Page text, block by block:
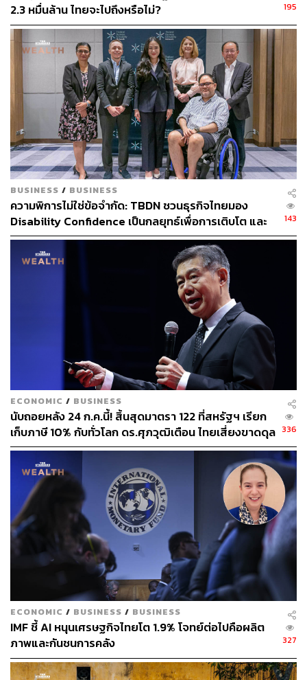
2.3 หมื่นล้าน ไทยจะไปถึงหรือไม่?
195
BUSINESS / BUSINESS
ความพิการไม่ใช่ข้อจำกัด: TBDN ชวนธุรกิจไทยมอง
Disability Confidence เป็นกลยุทธ์เพื่อการเติบโต และ
อนาคตแรงงานไทย
143
ECONOMIC / BUSINESS
นับถอยหลัง 24 ก.ค.นี้! สิ้นสุดมาตรา 122 ที่สหรัฐฯ เรียก
เก็บภาษี 10% กับทั่วโลก ดร.ศุภวุฒิเตือน ไทยเสี่ยงขาดดุล
หนักขึ้น บาทอาจอ่อนเกินคาด
336
ECONOMIC / BUSINESS / BUSINESS
IMF ชี้ AI หนุนเศรษฐกิจไทยโต 1.9% โจทย์ต่อไปคือผลิต
ภาพและกันชนการคลัง
327